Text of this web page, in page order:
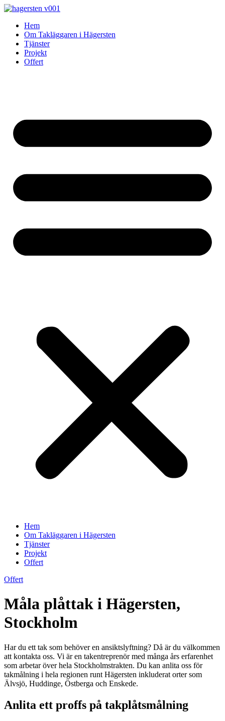
Skip
contentHem
Om Takläggaren i Hägersten
Tjänster
Projekt
Offert
Hem
Om Takläggaren i Hägersten
Tjänster
Projekt
Offert
Offert
Måla plåttak i Hägersten,
Stockholm
Har du ett tak som behöver en ansiktslyftning? Då är du välkommen
att kontakta oss. Vi är en takentreprenör med många års erfarenhet
som arbetar över hela Stockholmstrakten. Du kan anlita oss för
takmålning i hela regionen runt Hägersten inkluderat orter som
Älvsjö, Huddinge, Östberga och Enskede.
Anlita ett proffs på takplåtsmålning